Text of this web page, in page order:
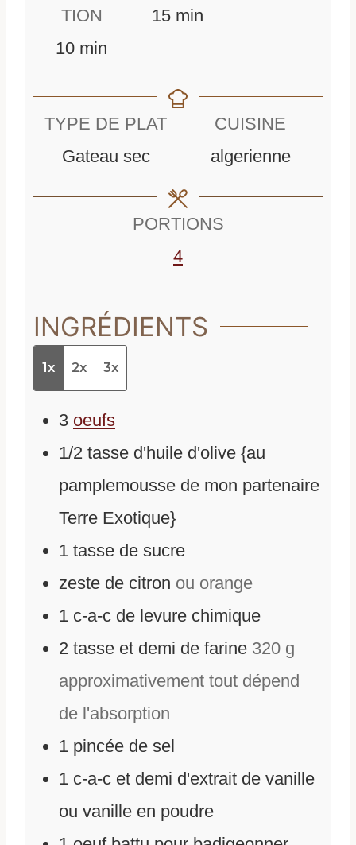
TION
10m
n
min
15m
u
s
min
t
TYPE DE PLAT
Gateau sec
CUISINE
algerienne
PORTIONS
4
INGRÉDIENTS
1x 2x 3x
3 oeufs
1/2 tasse d'huile d'olive {au
pamplemousse de mon partenaire
Terre Exotique}
1 tasse de sucre
zeste de citron ou orange
1 c-a-c de levure chimique
2 tasse et demi de farine 320 g
approximativement tout dépend
de l'absorption
1 pincée de sel
1 c-a-c et demi d'extrait de vanille
ou vanille en poudre